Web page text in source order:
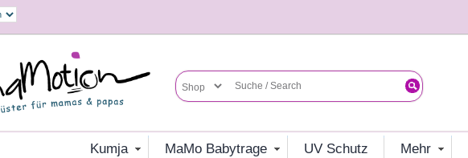
Kumja MaMo Babytrage UV Schutz mehr